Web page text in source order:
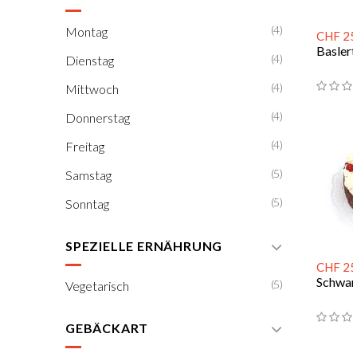
Montag (4)
Dienstag (4)
Mittwoch (4)
Donnerstag (4)
Freitag (4)
Samstag (5)
Sonntag (5)
SPEZIELLE ERNÄHRUNG
Vegetarisch (5)
GEBÄCKART
CHF
CHF